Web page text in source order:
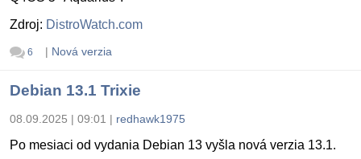
Zdroj: DistroWatch.com
6 | Nová verzia
Debian 13.1 Trixie
08.09.2025 | 09:01 | redhawk1975
Po mesiaci od vydania Debian 13 vyšla nová verzia 13.1.